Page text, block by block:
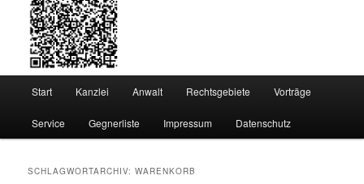
Start Kanzlei Anwalt Rechtsgebiete Vorträge
Service Gegnerliste Impressum Datenschutz
SCHLAGWORTARCHIV:WARENKORB